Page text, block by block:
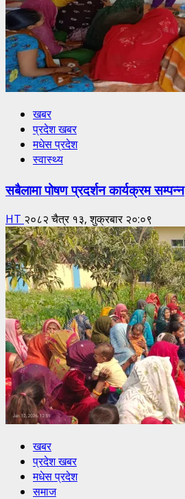
खबर
प्रदेश खबर
मधेस प्रदेश
स्वास्थ्य
सबैलामा पोषण प्रदर्शन कार्यक्रम सम्पन्न
HT २०८२ चैत्र १३, शुक्रबार २०:०९
खबर
प्रदेश खबर
मधेस प्रदेश
समाज